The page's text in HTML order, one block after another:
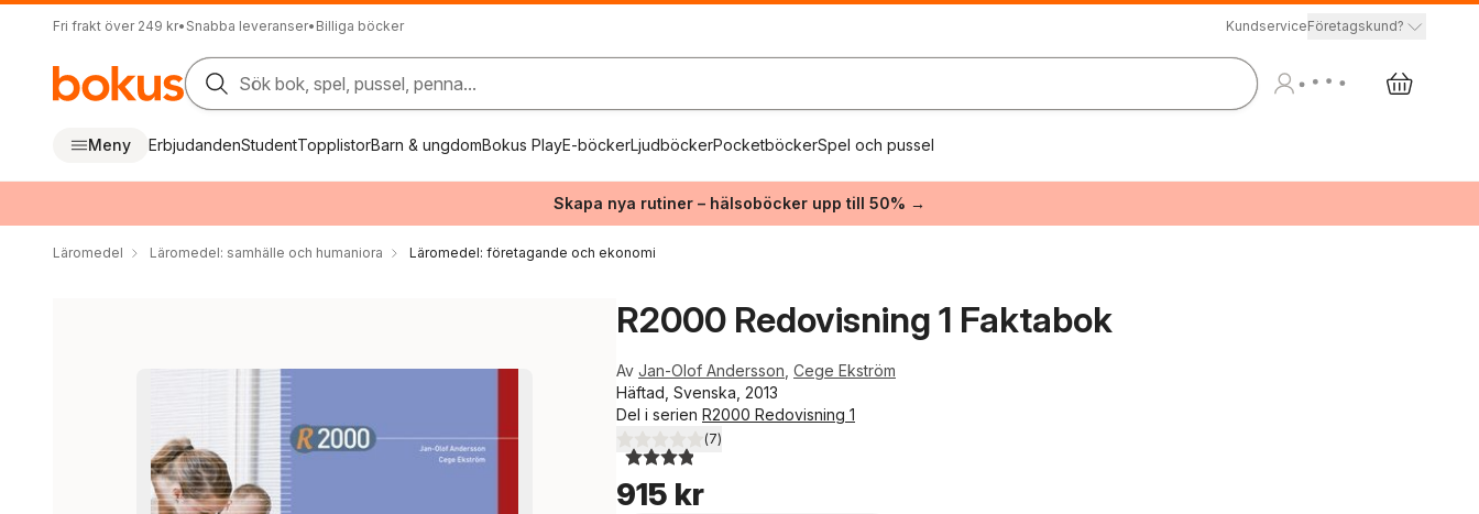
Fri frakt över 249 kr• Snabba leveranser• Billiga böcker KundserviceFöretagskund?
Sök bok, spel, pussel, penna...
Meny ErbjudandenStudentTopplistorBarn & ungdomBokus PlayE-böckerLjudböckerPocketböckerSpel och pussel
Skapa nya rutiner – hälsoböcker upp till 50% →
Läromedel Läromedel: samhälle och humaniora Läromedel: företagande och ekonomi
R2000 Redovisning 1 Faktabok
Av Jan-Olof Andersson Cege Ekström
Häftad, Svenska, 2013
Del i serien R2000 Redovisning 1
3,9utav 5 stjärnor. Totalt antal röster:
(7)
915 kr